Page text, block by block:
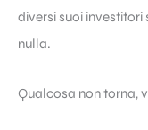
diversi suoi
nulla.
Qualcosa non torna,